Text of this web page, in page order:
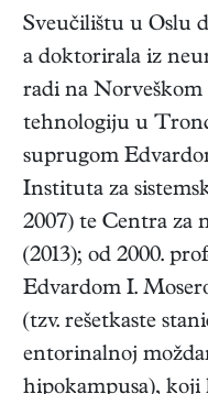
Sveučilištu u Oslu
a doktorirala iz
radi na Norveškom
tehnologiju u
suprugom
Instituta za
2007) te Centra za
(2013); od 2000.
Edvardom I.
(tzv. rešetkaste
entorinalnoj
hipokampusa),